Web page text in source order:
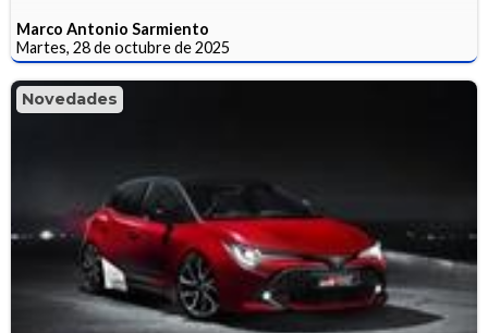
Marco Antonio Sarmiento
Martes, 28 de octubre de 2025
Novedades